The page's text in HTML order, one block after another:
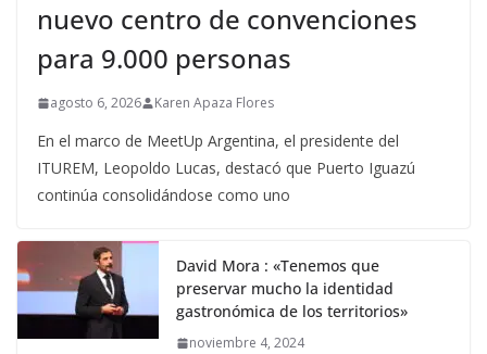
nuevo centro de convenciones
para 9.000 personas
agosto 6, 2026 Karen Apaza Flores
En el marco de MeetUp Argentina, el presidente del
ITUREM, Leopoldo Lucas, destacó que Puerto Iguazú
continúa consolidándose como uno
David Mora : «Tenemos que
preservar mucho la identidad
gastronómica de los territorios»
noviembre 4, 2024